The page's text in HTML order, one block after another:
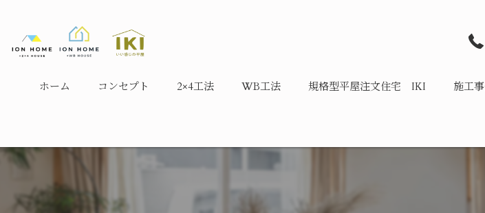
ホーム コンセプト 2×4工法 WB工法 規格型平屋注文住宅 IKI 施工